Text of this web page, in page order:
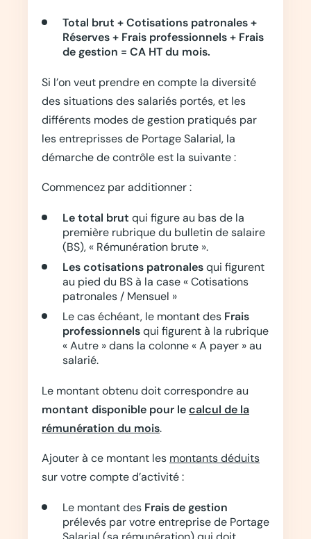
Total brut + Cotisations patronales +
Réserves + Frais professionnels + Frais
de gestion = CA HT du mois.
Si l’on veut prendre en compte la diversité
des situations des salariés portés, et les
différents modes de gestion pratiqués par
les entreprisses de Portage Salarial, la
démarche de contrôle est la suivante :
Commencez par additionner :
Le total brut qui figure au bas de la
première rubrique du bulletin de salaire
(BS), « Rémunération brute ».
Les cotisations patronalesqui figurent
au pied du BS à la case « Cotisations
patronales / Mensuel »
Le cas échéant, le montant des Frais
professionnelsqui figurent à la rubrique
« Autre » dans la colonne « A payer » au
salarié.
Le montant obtenu doit correspondre au
montant disponible pour lecalcul de la
rémunération du mois.
Ajouter à ce montant les montants déduits
sur votre compte d’activité :
Le montant des Frais de gestion
prélevés par votre entreprise de Portage